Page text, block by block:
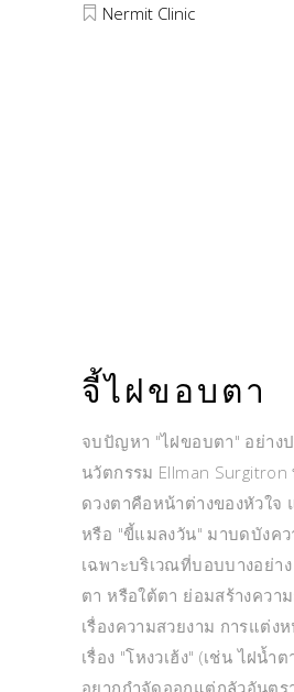
Nermit Clinic
จี้ไฝขอบตา
จบปัญหา "ไฝขอบตา" อย่าง
นวัตกรรม Ellman
ดวงตาคือหน้าต่างของหัวใจ
หรือ "ขี้แมลงวัน" มาบดบังค
เฉพาะบริเวณที่บอบบางอย่า
ตา หรือใต้ตา ย่อมสร้างควา
เรื่องความสวยงาม การแต่ง
เรื่อง "โหงวเฮ้ง" (เช่น ไฝน้ำ
อยากกำจัดออกแต่กลัวอันตร